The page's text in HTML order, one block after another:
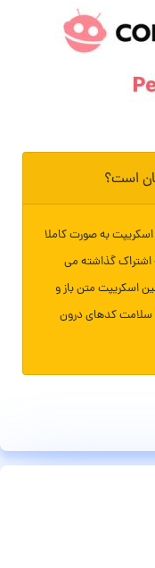
است؟
به صورت کاملا
اشتراک گذاشته می
اسکریپت متن باز و
سلامت کدهای درون